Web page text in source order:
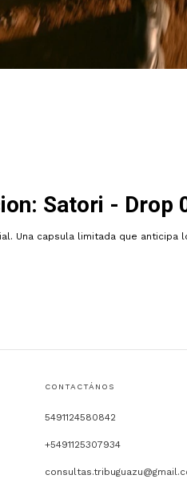
Satori - Drop
Una capsula limitada que anticipa
CONTACTÁNOS
5491124580842
+5491125307934